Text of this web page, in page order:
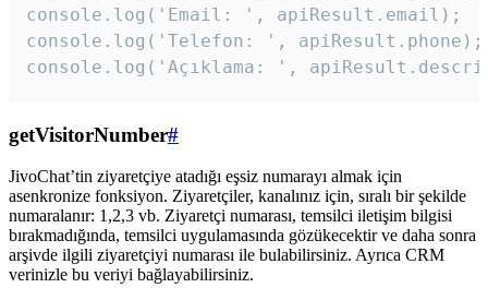
console.log('Email: ', apiResult.email);
console.log('Telefon: ', apiResult.phone);
console.log('Açıklama: ',
getVisitorNumber#
JivoChat’tin ziyaretçiye atadığı eşsiz numarayı almak için
asenkronize fonksiyon. Ziyaretçiler, kanalınız için, sıralı bir şekilde
numaralanır: 1,2,3 vb. Ziyaretçi numarası, temsilci iletişim bilgisi
bırakmadığında, temsilci uygulamasında gözükecektir ve daha sonra
arşivde ilgili ziyaretçiyi numarası ile bulabilirsiniz. Ayrıca CRM
verinizle bu veriyi bağlayabilirsiniz.